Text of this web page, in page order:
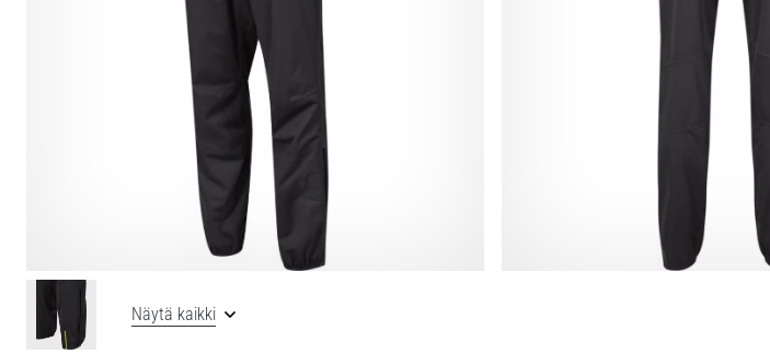
Näytä kaikki